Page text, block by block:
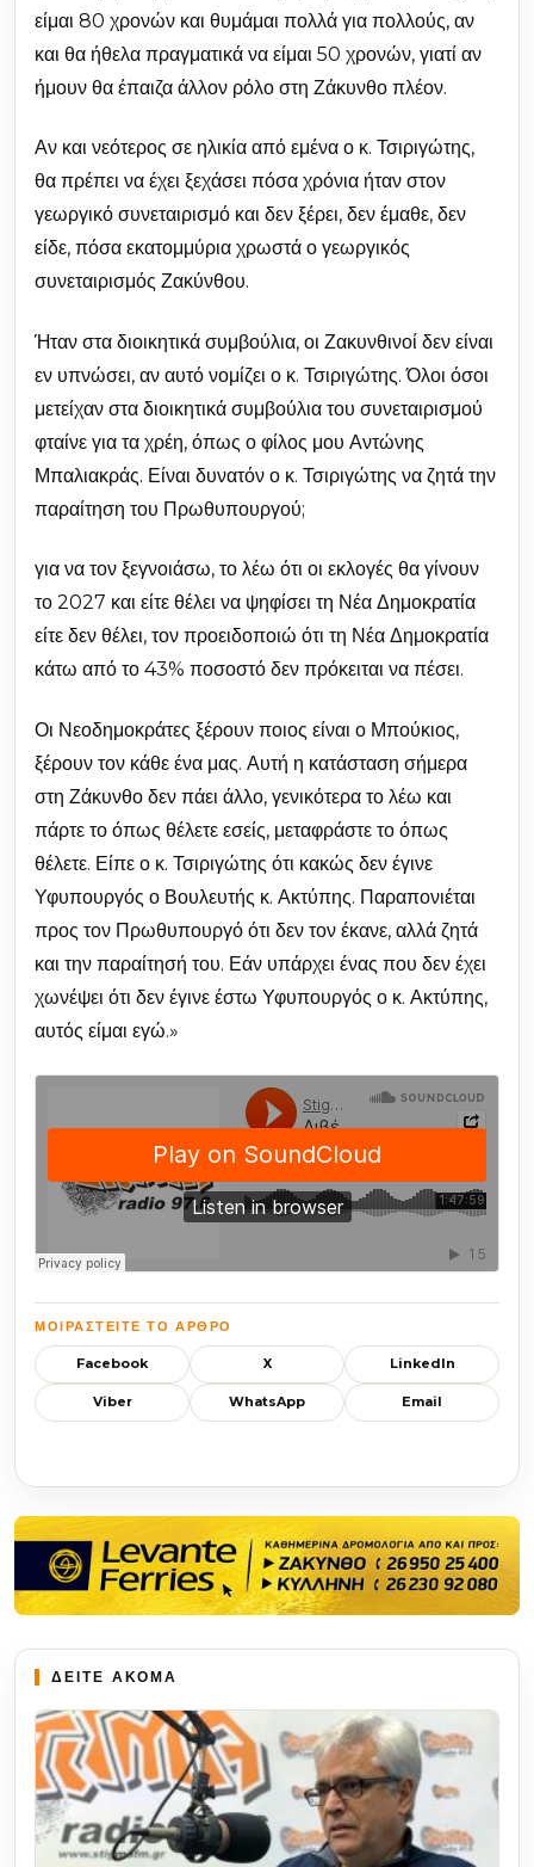
είμαι 80 χρονών και θυμάμαι πολλά για πολλούς, αν
και θα ήθελα πραγματικά να είμαι 50 χρονών, γιατί αν
ήμουν θα έπαιζα άλλον ρόλο στη Ζάκυνθο πλέον.
Αν και νεότερος σε ηλικία από εμένα ο κ. Τσιριγώτης,
θα πρέπει να έχει ξεχάσει πόσα χρόνια ήταν στον
γεωργικό συνεταιρισμό και δεν ξέρει, δεν έμαθε, δεν
είδε, πόσα εκατομμύρια χρωστά ο γεωργικός
συνεταιρισμός Ζακύνθου.
Ήταν στα διοικητικά συμβούλια, οι Ζακυνθινοί δεν είναι
εν υπνώσει, αν αυτό νομίζει ο κ. Τσιριγώτης. Όλοι όσοι
μετείχαν στα διοικητικά συμβούλια του συνεταιρισμού
φταίνε για τα χρέη, όπως ο φίλος μου Αντώνης
Μπαλιακράς. Είναι δυνατόν ο κ. Τσιριγώτης να ζητά την
παραίτηση του Πρωθυπουργού;
για να τον ξεγνοιάσω, το λέω ότι οι εκλογές θα γίνουν
το 2027 και είτε θέλει να ψηφίσει τη Νέα Δημοκρατία
είτε δεν θέλει, τον προειδοποιώ ότι τη Νέα Δημοκρατία
κάτω από το 43% ποσοστό δεν πρόκειται να πέσει.
Οι Νεοδημοκράτες ξέρουν ποιος είναι ο Μπούκιος,
ξέρουν τον κάθε ένα μας. Αυτή η κατάσταση σήμερα
στη Ζάκυνθο δεν πάει άλλο, γενικότερα το λέω και
πάρτε το όπως θέλετε εσείς, μεταφράστε το όπως
θέλετε. Είπε ο κ. Τσιριγώτης ότι κακώς δεν έγινε
Υφυπουργός ο Βουλευτής κ. Ακτύπης. Παραπονιέται
προς τον Πρωθυπουργό ότι δεν τον έκανε, αλλά ζητά
και την παραίτησή του. Εάν υπάρχει ένας που δεν έχει
χωνέψει ότι δεν έγινε έστω Υφυπουργός ο κ. Ακτύπης,
αυτός είμαι εγώ.»
ΜΟΙΡΑΣΤΕΊΤΕ ΤΟ ΆΡΘΡΟ
Facebook X LinkedIn
Viber WhatsApp Email
ΔΕΙΤΕ ΑΚΟΜΑ